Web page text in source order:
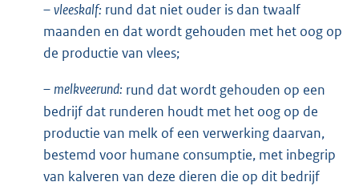
–vleeskalf: rund dat niet ouder is dan twaalf
maanden en dat wordt gehouden met het oog op
de productie van vlees;
– melkveerund: rund dat wordt gehouden op een
bedrijf dat runderen houdt met het oog op de
productie van melk of een verwerking daarvan,
bestemd voor humane consumptie, met inbegrip
van kalveren van deze dieren die op dit bedrijf